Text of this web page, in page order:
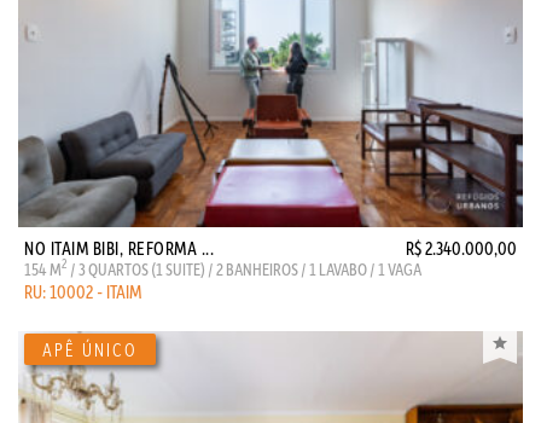
NO ITAIM BIBI, REFORMA ... R$ 2.340.000,00
154 M2 / 3 QUARTOS (1 SUITE) / 2 BANHEIROS / 1 LAVABO / 1 VAGA
RU: 10002 - ITAIM